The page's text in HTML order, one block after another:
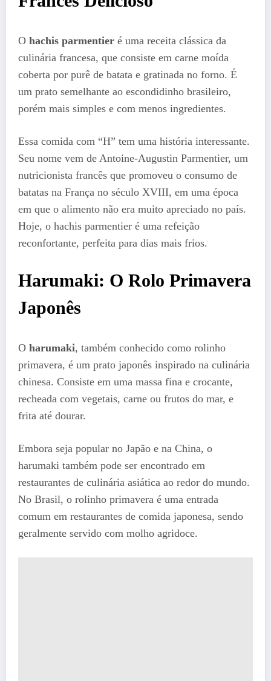
O hachis parmentier é uma receita clássica da
culinária francesa, que consiste em carne moída
coberta por purê de batata e gratinada no forno. É
um prato semelhante ao escondidinho brasileiro,
porém mais simples e com menos ingredientes.
Essa comida com “H” tem uma história interessante.
Seu nome vem de Antoine-Augustin Parmentier, um
nutricionista francês que promoveu o consumo de
batatas na França no século XVIII, em uma época
em que o alimento não era muito apreciado no país.
Hoje, o hachis parmentier é uma refeição
reconfortante, perfeita para dias mais frios.
Harumaki: O Rolo Primavera
Japonês
O harumaki, também conhecido como rolinho
primavera, é um prato japonês inspirado na culinária
chinesa. Consiste em uma massa fina e crocante,
recheada com vegetais, carne ou frutos do mar, e
frita até dourar.
Embora seja popular no Japão e na China, o
harumaki também pode ser encontrado em
restaurantes de culinária asiática ao redor do mundo.
No Brasil, o rolinho primavera é uma entrada
comum em restaurantes de comida japonesa, sendo
geralmente servido com molho agridoce.